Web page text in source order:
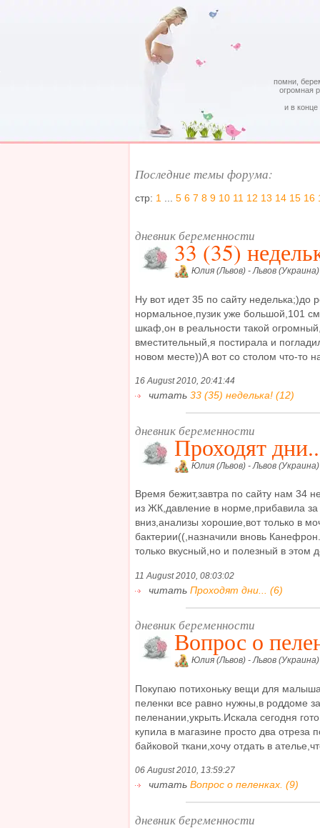
помни,
огромная
и в
Последние темы форума:
стр: 1 5 6 7 8 9 10 11 12 13 14 15 16
дневник беременности
33 (35)
Юлия (Львов) - Львов
Ну вот идет 35 по сайту неделька;)до
нормальное,пузик уже большой,101
шкаф,он в реальности такой
вместительный,я постирала и
новом месте))А вот со столом что-то
16 August 2010, 20:41:44
читать 33 (35) неделька! (12)
дневник беременности
Проходят
Юлия (Львов) - Львов
Время бежит,завтра по сайту нам 34
из ЖК,давление в норме,прибавила за
вниз,анализы хорошие,вот только в
бактерии((,назначили вновь
только вкусный,но и полезный в этом
11 August 2010, 08:03:02
читать Проходят дни... (6)
дневник беременности
Вопрос о
Юлия (Львов) - Львов
Покупаю потихоньку вещи для
пеленки все равно нужны,в роддоме
пеленании,укрыть.Искала сегодня
купила в магазине просто два
байковой ткани,хочу отдать в
06 August 2010, 13:59:27
читать Вопрос о пеленках. (9)
дневник беременности